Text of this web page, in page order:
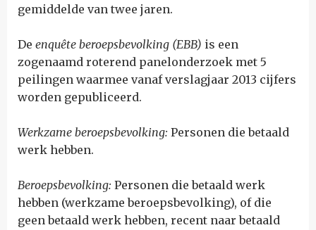
gemiddelde van twee jaren.
De enquête beroepsbevolking (EBB) is een
zogenaamd roterend panelonderzoek met 5
peilingen waarmee vanaf verslagjaar 2013 cijfers
worden gepubliceerd.
Werkzame beroepsbevolking: Personen die betaald
werk hebben.
Beroepsbevolking: Personen die betaald werk
hebben (werkzame beroepsbevolking), of die
geen betaald werk hebben, recent naar betaald